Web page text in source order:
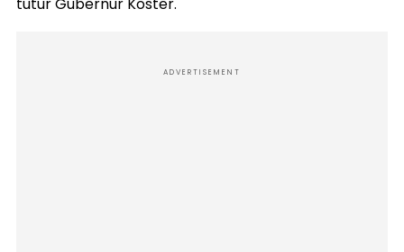
tutur Gubernur Koster.
ADVERTISEMENT